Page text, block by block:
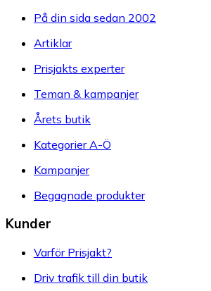
På din sida sedan 2002
Artiklar
Prisjakts experter
Teman & kampanjer
Årets butik
Kategorier A-Ö
Kampanjer
Begagnade produkter
Kunder
Varför Prisjakt?
Driv trafik till din butik